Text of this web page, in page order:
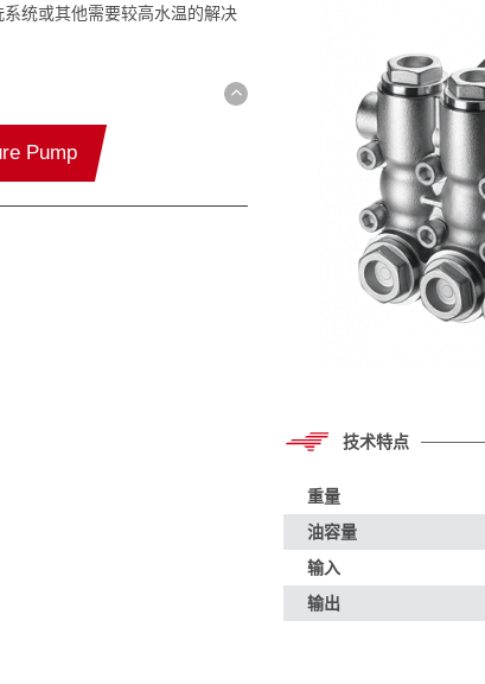
统或其他需要较高水温的解决
Pump
技术特点
重量
油容量
输入
输出